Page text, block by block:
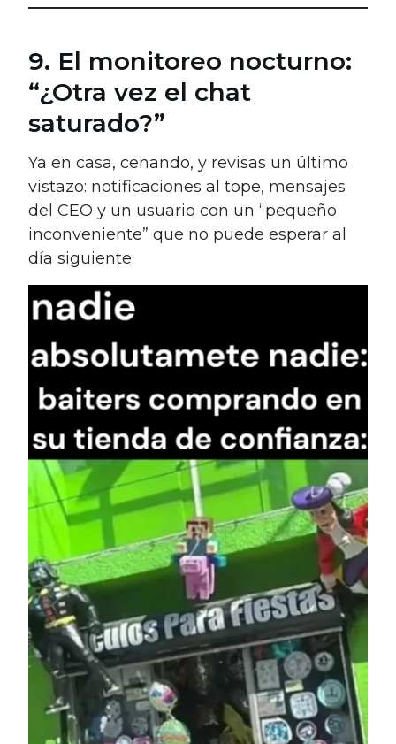
9. El monitoreo nocturno:
“¿Otra vez el chat
saturado?”
Ya en casa, cenando, y revisas un último
vistazo: notificaciones al tope, mensajes
del CEO y un usuario con un “pequeño
inconveniente” que no puede esperar al
día siguiente.